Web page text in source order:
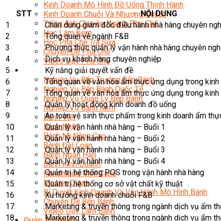
Kinh Doanh Mô Hình Đồ Uống Thịnh Hành
Kinh Doanh Chuỗi Và Nhượng Quyền
Tiếng Anh Chuyên Ngành Pha Chế
Học Làm Kem
Học Pha Chế Trà Sữa
Chuyên Đề Pha Chế
Video Dạy Pha Chế
Làm Bánh
Nghiệp Vụ Bếp Trưởng Bếp Bánh
Nghiệp Vụ Bếp Bánh Quốc Tế
Nghiệp Vụ Quản Lý Bếp Bánh
Nghiệp Vụ Bánh Kem
Bánh Việt
Bánh Nhật
Bánh Mì Nâng Cao
Bánh Đài Loan
Bánh Ngắn Hạn
Bánh Kinh Doanh
Handmade Mini Cake
Master Class
Bí Quyết Kinh Doanh Và Vận Hành Mô Hình Bánh
Chuyên Đề Bếp Bánh
Video Dạy Làm Bánh
STT NỘI DUNG
1
Chân dung giám đốc điều hành nhà hàng chuyên
2
Tổng quan về ngành F&B
3
Phương thức quản lý vận hành nhà hàng chuyên
4
Dịch vụ khách hàng chuyên nghiệp
5
Kỹ năng giải quyết vấn đề
6
Tổng quan về văn hóa ẩm thực ứng dụng trong kinh
7
Tổng quan về văn hóa ẩm thực ứng dụng trong
8
Quản lý hoạt động kinh doanh đồ uống
9
An toàn vệ sinh thực phẩm trong kinh doanh ẩm
10
Quản lý vận hành nhà hàng – Buổi 1
11
Quản lý vận hành nhà hàng – Buổi 2
12
Quản lý vận hành nhà hàng – Buổi 3
13
Quản lý vận hành nhà hàng – Buổi 4
14
Quản trị hệ thống POS trong vận hành nhà hàng
15
Quản trị hệ thống cơ sở vật chất kỹ thuật
16
Xu hướng kinh doanh chuỗi F&B
17
Marketing & truyền thông trong ngành dịch vụ ẩm
18
Marketing & truyền thông trong ngành dịch vụ ẩm